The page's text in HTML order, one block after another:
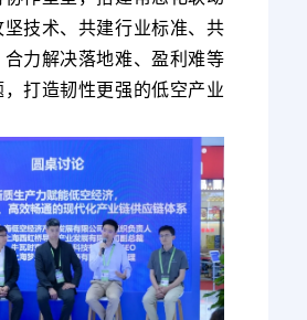
技术、共建行业标准、共
力解决落地难、盈利难等
打造韧性更强的低空产业